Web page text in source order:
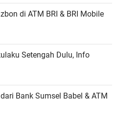
di ATM BRI & BRI Mobile
Setengah Dulu, Info
Bank Sumsel Babel & ATM